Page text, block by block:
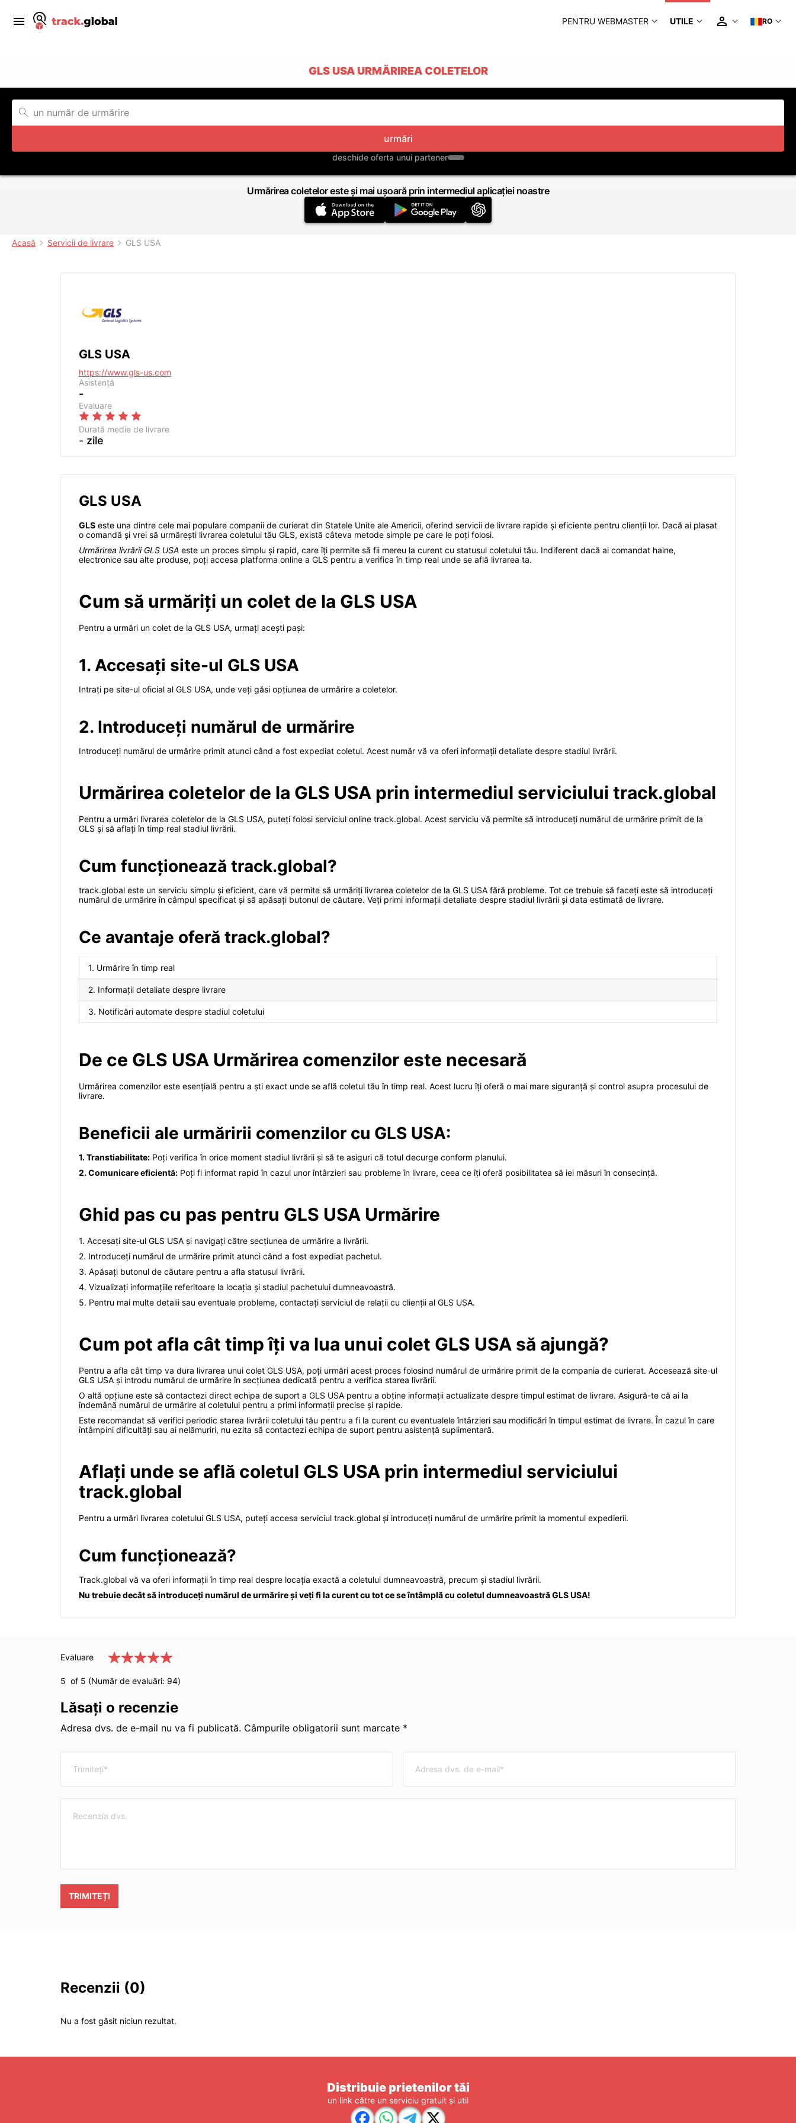
PENTRU WEBMASTER UTILE RO
GLS USA URMĂRIREA COLETELOR
urmări
deschide oferta unui partener
Urmărirea coletelor este și mai ușoară prin intermediul aplicației noastre
Acasă Servicii de livrare GLS USA
GLS USA
https://www.gls-us.com
Asistență
-
Evaluare
Durată medie de livrare
- zile
GLS USA
GLS este una dintre cele mai populare companii de curierat din Statele Unite ale Americii, oferind servicii de livrare rapide și eficiente pentru clienții lor. Dacă ai plasat
o comandă și vrei să urmărești livrarea coletului tău GLS, există câteva metode simple pe care le poți folosi.
Urmărirea livrării GLS USA este un proces simplu și rapid, care îți permite să fii mereu la curent cu statusul coletului tău. Indiferent dacă ai comandat haine,
electronice sau alte produse, poți accesa platforma online a GLS pentru a verifica în timp real unde se află livrarea ta.
Cum să urmăriți un colet de la GLS USA
Pentru a urmări un colet de la GLS USA, urmați acești pași:
1. Accesați site-ul GLS USA
Intrați pe site-ul oficial al GLS USA, unde veți găsi opțiunea de urmărire a coletelor.
2. Introduceți numărul de urmărire
Introduceți numărul de urmărire primit atunci când a fost expediat coletul. Acest număr vă va oferi informații detaliate despre stadiul livrării.
Urmărirea coletelor de la GLS USA prin intermediul serviciului track.global
Pentru a urmări livrarea coletelor de la GLS USA, puteți folosi serviciul online track.global. Acest serviciu vă permite să introduceți numărul de urmărire primit de la
GLS și să aflați în timp real stadiul livrării.
Cum funcționează track.global?
track.global este un serviciu simplu și eficient, care vă permite să urmăriți livrarea coletelor de la GLS USA fără probleme. Tot ce trebuie să faceți este să introduceți
numărul de urmărire în câmpul specificat și să apăsați butonul de căutare. Veți primi informații detaliate despre stadiul livrării și data estimată de livrare.
Ce avantaje oferă track.global?
1. Urmărire în timp real
2. Informații detaliate despre livrare
3. Notificări automate despre stadiul coletului
De ce GLS USA Urmărirea comenzilor este necesară
Urmărirea comenzilor este esențială pentru a ști exact unde se află coletul tău în timp real. Acest lucru îți oferă o mai mare siguranță și control asupra procesului de
livrare.
Beneficii ale urmăririi comenzilor cu GLS USA:
1. Transtiabilitate: Poți verifica în orice moment stadiul livrării și să te asiguri că totul decurge conform planului.
2. Comunicare eficientă: Poți fi informat rapid în cazul unor întârzieri sau probleme în livrare, ceea ce îți oferă posibilitatea să iei măsuri în consecință.
Ghid pas cu pas pentru GLS USA Urmărire
1. Accesați site-ul GLS USA și navigați către secțiunea de urmărire a livrării.
2. Introduceți numărul de urmărire primit atunci când a fost expediat pachetul.
3. Apăsați butonul de căutare pentru a afla statusul livrării.
4. Vizualizați informațiile referitoare la locația și stadiul pachetului dumneavoastră.
5. Pentru mai multe detalii sau eventuale probleme, contactați serviciul de relații cu clienții al GLS USA.
Cum pot afla cât timp îți va lua unui colet GLS USA să ajungă?
Pentru a afla cât timp va dura livrarea unui colet GLS USA, poți urmări acest proces folosind numărul de urmărire primit de la compania de curierat. Accesează site-ul
GLS USA și introdu numărul de urmărire în secțiunea dedicată pentru a verifica starea livrării.
O altă opțiune este să contactezi direct echipa de suport a GLS USA pentru a obține informații actualizate despre timpul estimat de livrare. Asigură-te că ai la
îndemână numărul de urmărire al coletului pentru a primi informații precise și rapide.
Este recomandat să verifici periodic starea livrării coletului tău pentru a fi la curent cu eventualele întârzieri sau modificări în timpul estimat de livrare. În cazul în care
întâmpini dificultăți sau ai nelămuriri, nu ezita să contactezi echipa de suport pentru asistență suplimentară.
Aflați unde se află coletul GLS USA prin intermediul serviciului
track.global
Pentru a urmări livrarea coletului GLS USA, puteți accesa serviciul track.global și introduceți numărul de urmărire primit la momentul expedierii.
Cum funcționează?
Track.global vă va oferi informații în timp real despre locația exactă a coletului dumneavoastră, precum și stadiul livrării.
Nu trebuie decât să introduceți numărul de urmărire și veți fi la curent cu tot ce se întâmplă cu coletul dumneavoastră GLS USA!
Evaluare
5 of 5 (Număr de evaluări: 94)
Lăsați o recenzie
Adresa dvs. de e-mail nu va fi publicată. Câmpurile obligatorii sunt marcate *
TRIMITEȚI
Recenzii (0)
Nu a fost găsit niciun rezultat.
Distribuie prietenilor tăi
un link către un serviciu gratuit și util